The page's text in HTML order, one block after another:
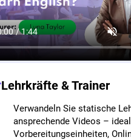
Lehrkräfte & Trainer
Verwandeln Sie statische
ansprechende Videos –
Vorbereitungseinheiten,